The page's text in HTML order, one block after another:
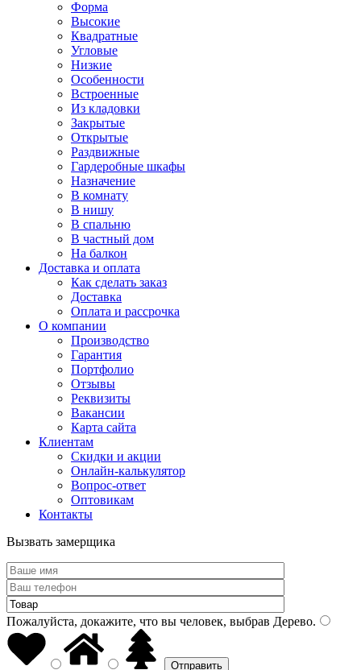
Форма
Высокие
Квадратные
Угловые
Низкие
Особенности
Встроенные
Из кладовки
Закрытые
Открытые
Раздвижные
Гардеробные шкафы
Назначение
В комнату
В нишу
В спальню
В частный дом
На балкон
Доставка и оплата
Как сделать заказ
Доставка
Оплата и рассрочка
О компании
Производство
Гарантия
Портфолио
Отзывы
Реквизиты
Вакансии
Карта сайта
Клиентам
Скидки и акции
Онлайн-калькулятор
Вопрос-ответ
Оптовикам
Контакты
Вызвать замерщика
Пожалуйста, докажите, что вы человек, выбрав Дерево.